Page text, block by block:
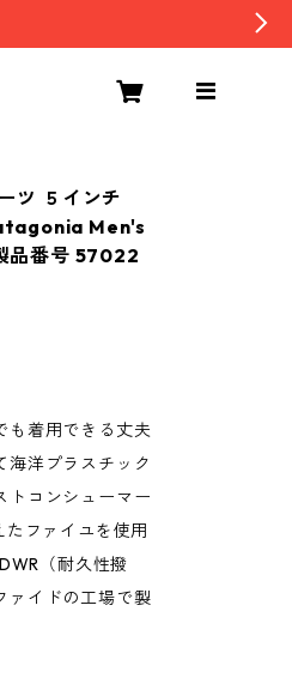
ツ ５インチ
Men's
番号 57022
も着用できる丈夫
海洋プラスチック
トコンシューマー
ファイユを使用
（耐久性撥
ァイドの工場で製